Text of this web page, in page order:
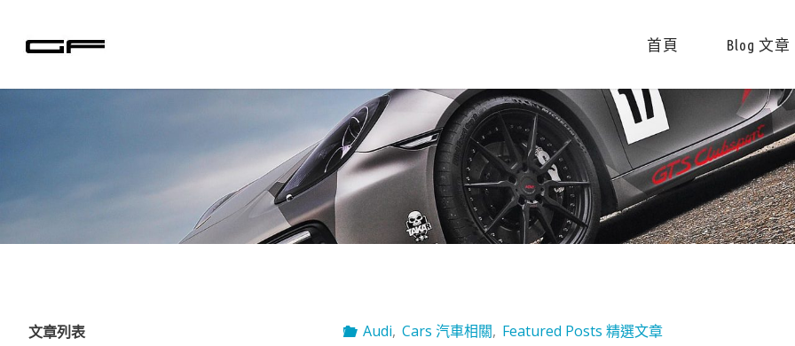
首頁 Blog 文章
Audi, Cars 汽車相關, Featured Posts 精選文章
文章列表